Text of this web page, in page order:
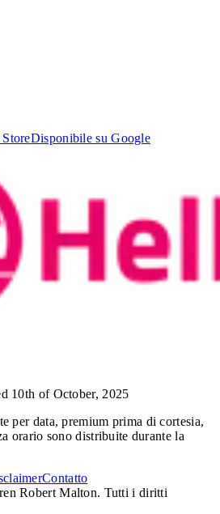
Disponibile su Google
10th of October, 2025
per data, premium prima di cortesia,
orario sono distribuite durante la
Contatto
Robert Malton. Tutti i diritti